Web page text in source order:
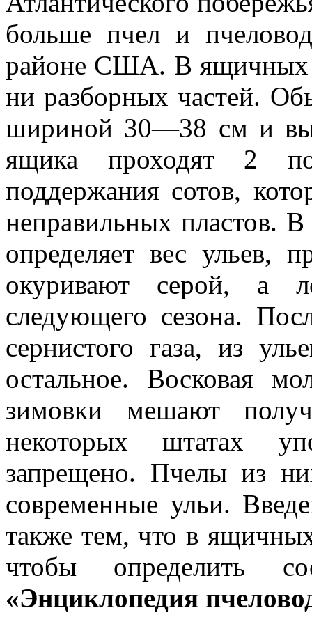
больше пчел и
районе США. В ящичных
ни разборных частей.
шириной 30—38 см и
ящика проходят 2
поддержания сотов,
неправильных пластов.
определяет вес ульев,
окуривают серой, а
следующего сезона.
сернистого газа, из
остальное. Восковая
зимовки мешают
некоторых штатах
запрещено. Пчелы из
современные ульи.
также тем, что в
чтобы определить
«Энциклопедия